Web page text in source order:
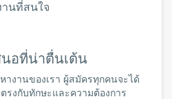
านที่สนใจ
อที่น่าตื่นเต้น
างานของเรา ผู้สมัครทุกคนจะได้
รงกับทักษะและความต้องการ